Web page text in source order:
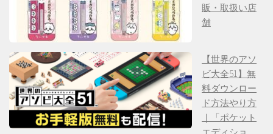
販・取扱い店
舗
【世界のアソ
ビ大全51】無
料ダウンロー
ド方法やり方
｜「ポケット